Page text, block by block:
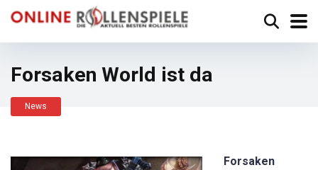
Forsaken World ist da
News
Forsaken